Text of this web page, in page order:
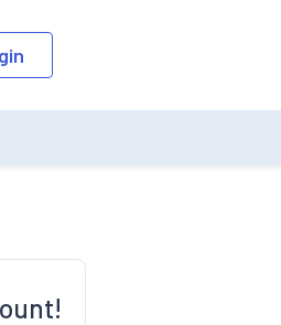
list will be updated as per the